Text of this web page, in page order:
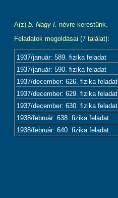
A(z) b. Nagy I. névre kerestünk.
Feladatok megoldásai (7 találat):
1937/január: 589. fizika feladat
1937/január: 590. fizika feladat
1937/december: 626. fizika feladat
1937/december: 629. fizika feladat
1937/december: 630. fizika feladat
1938/február: 638. fizika feladat
1938/február: 640. fizika feladat